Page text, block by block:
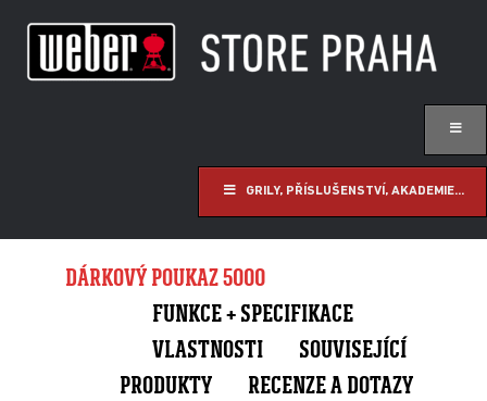
GRILY, PŘÍSLUŠENSTVÍ, AKADEMIE...
DÁRKOVÝ POUKAZ 5000
FUNKCE + SPECIFIKACE
VLASTNOSTI
SOUVISEJÍCÍ
PRODUKTY
RECENZE A DOTAZY